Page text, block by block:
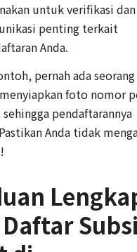
untuk verifikasi dan
penting terkait
Anda.
pernah ada
foto nomor
pendaftarannya
Anda tidak